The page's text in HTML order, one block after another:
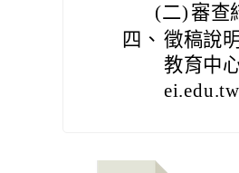
(二) 審查
四、 徵稿說
教育中